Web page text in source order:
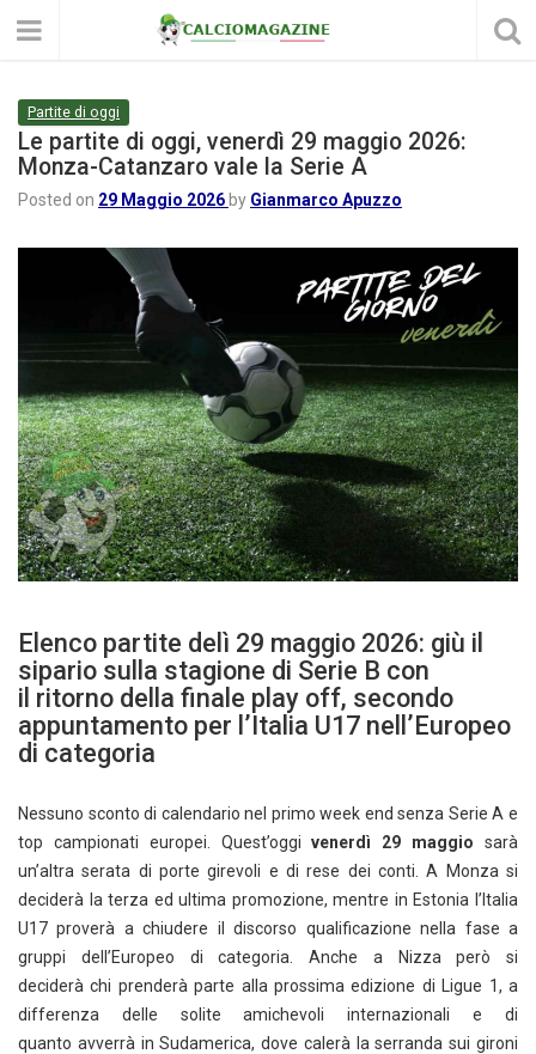
Partite di oggi
Le partite di oggi, venerdì 29 maggio 2026:
Monza-Catanzaro vale la Serie A
Posted on 29 Maggio 2026 by Gianmarco Apuzzo
Elenco partite delì 29 maggio 2026: giù il
sipario sulla stagione di Serie B con
il ritorno della finale play off, secondo
appuntamento per l’Italia U17 nell’Europeo
di categoria
Nessuno sconto di calendario nel primo week end senza Serie A e
top campionati europei. Quest’oggivenerdì 29 maggio sarà
un’altra serata di porte girevoli e di rese dei conti. A Monza si
deciderà la terza ed ultima promozione, mentre in Estonia l’Italia
U17 proverà a chiudere il discorso qualificazione nella fase a
gruppi dell’Europeo di categoria. Anche a Nizza però si
deciderà chi prenderà parte alla prossima edizione di Ligue 1, a
differenza delle solite amichevoli internazionali e di
quanto avverrà in Sudamerica, dove calerà la serranda sui gironi